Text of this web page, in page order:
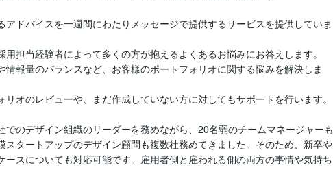
アドバイスを一週間にわたりメッセージで提供するサービスを提供していま
担当経験者によって多くの方が抱えるよくあるお悩みにお答えします。
報量のバランスなど、お客様のポートフォリオに関する悩みを解決しま
オのレビューや、まだ作成していない方に対してもサポートを行います。
でのデザイン組織のリーダーを務めながら、20名弱のチームマネージャーも
スタートアップのデザイン顧問も複数社務めてきました。そのため、新卒や
ースについても対応可能です。雇用者側と雇われる側の両方の事情や気持ち